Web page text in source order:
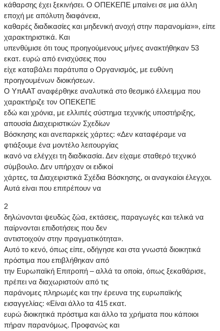
κάθαρσης έχει ξεκινήσει. Ο ΟΠΕΚΕΠΕ μπαίνει σε μια άλλη
εποχή με απόλυτη διαφάνεια,
καθαρές διαδικασίες και μηδενική ανοχή στην παρανομία»», είπε
χαρακτηριστικά. Και
υπενθύμισε ότι τους προηγούμενους μήνες ανακτήθηκαν 53
εκατ. ευρώ από ενισχύσεις που
είχε καταβάλει παράτυπα ο Οργανισμός, με ευθύνη
προηγουμένων διοικήσεων.
Ο ΥπΑΑΤ αναφέρθηκε αναλυτικά στο θεσμικό έλλειμμα που
χαρακτήριζε τον ΟΠΕΚΕΠΕ
εδώ και χρόνια, με ελλιπές σύστημα τεχνικής υποστήριξης,
απουσία Διαχειριστικών Σχεδίων
Βόσκησης και ανεπαρκείς χάρτες: «Δεν καταφέραμε να
φτιάξουμε ένα μοντέλο λειτουργίας
ικανό να ελέγχει τη διαδικασία. Δεν είχαμε σταθερό τεχνικό
σύμβουλο. Δεν υπήρχαν οι ειδικοί
χάρτες, τα Διαχειριστικά Σχέδια Βόσκησης, οι αναγκαίοι έλεγχοι.
Αυτά είναι που επιτρέπουν να
2
δηλώνονται ψευδώς ζώα, εκτάσεις, παραγωγές και τελικά να
παίρνονται επιδοτήσεις που δεν
αντιστοιχούν στην πραγματικότητα».
Αυτό το κενό, όπως είπε, οδήγησε και στα γνωστά διοικητικά
πρόστιμα που επιβλήθηκαν από
την Ευρωπαϊκή Επιτροπή – αλλά τα οποία, όπως ξεκαθάρισε,
πρέπει να διαχωριστούν από τις
παράνομες πληρωμές και την έρευνα της ευρωπαϊκής
εισαγγελίας: «Είναι άλλο τα 415 εκατ.
ευρώ διοικητικά πρόστιμα και άλλο τα χρήματα που κάποιοι
πήραν παρανόμως. Προφανώς και